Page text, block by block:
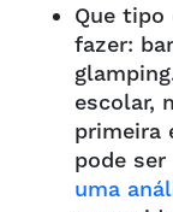
Que tipo
fazer:
escolar,
primeira
pode
uma